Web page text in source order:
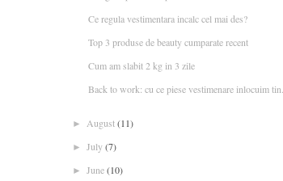
Ce regula vestimentara incalc cel mai des?
Top 3 produse de beauty cumparate recent
Cum am slabit 2 kg in 3 zile
Back to work: cu ce piese vestimenare inlocuim tin...
► August(11)
► July(7)
► June(10)